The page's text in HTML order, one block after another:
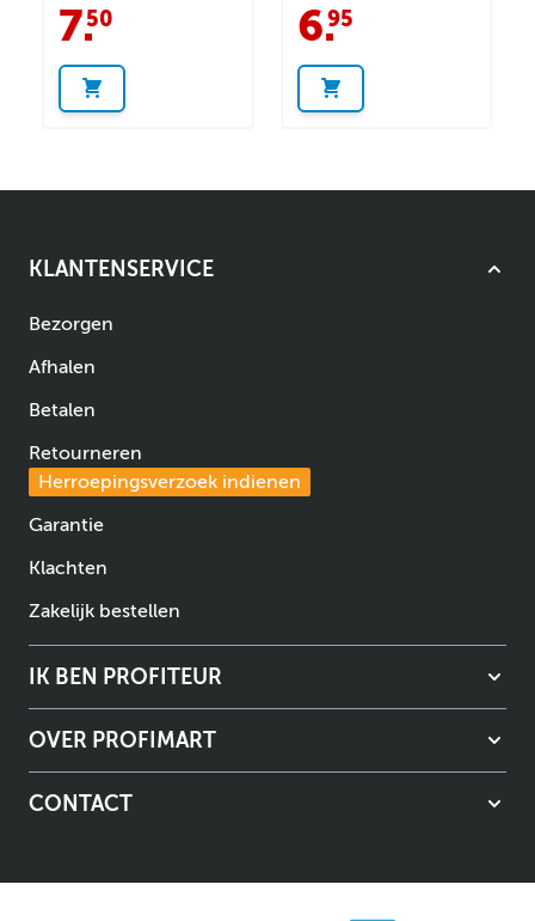
7.
50 6.
95
KLANTENSERVICE
Bezorgen
Afhalen
Betalen
Retourneren
Herroepingsverzoek indienen
Garantie
Klachten
Zakelijk bestellen
IK BEN PROFITEUR
OVER PROFIMART
CONTACT